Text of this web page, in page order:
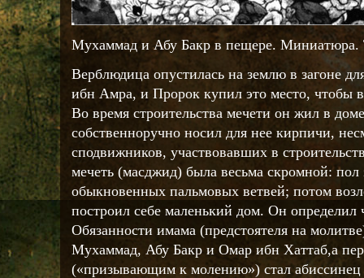
Мухаммад и Абу Бакр в пещере.
Верблюдица опустилась на землю в загоне
ибн Амра, и Пророк купил это место, чтобы
Во время строительства мечети он жил в
собственноручно носил для нее кирпичи,
сподвижников, участвовавших в
мечеть (масджид) была весьма скромной:
обыкновенных пальмовых ветвей; потом
построил себе маленький дом. Он
Обязанности имама (предстоятеля на
Мухаммад, Абу Бакр и Омар ибн Хаттаб,а
(«призывающим к молению») стал